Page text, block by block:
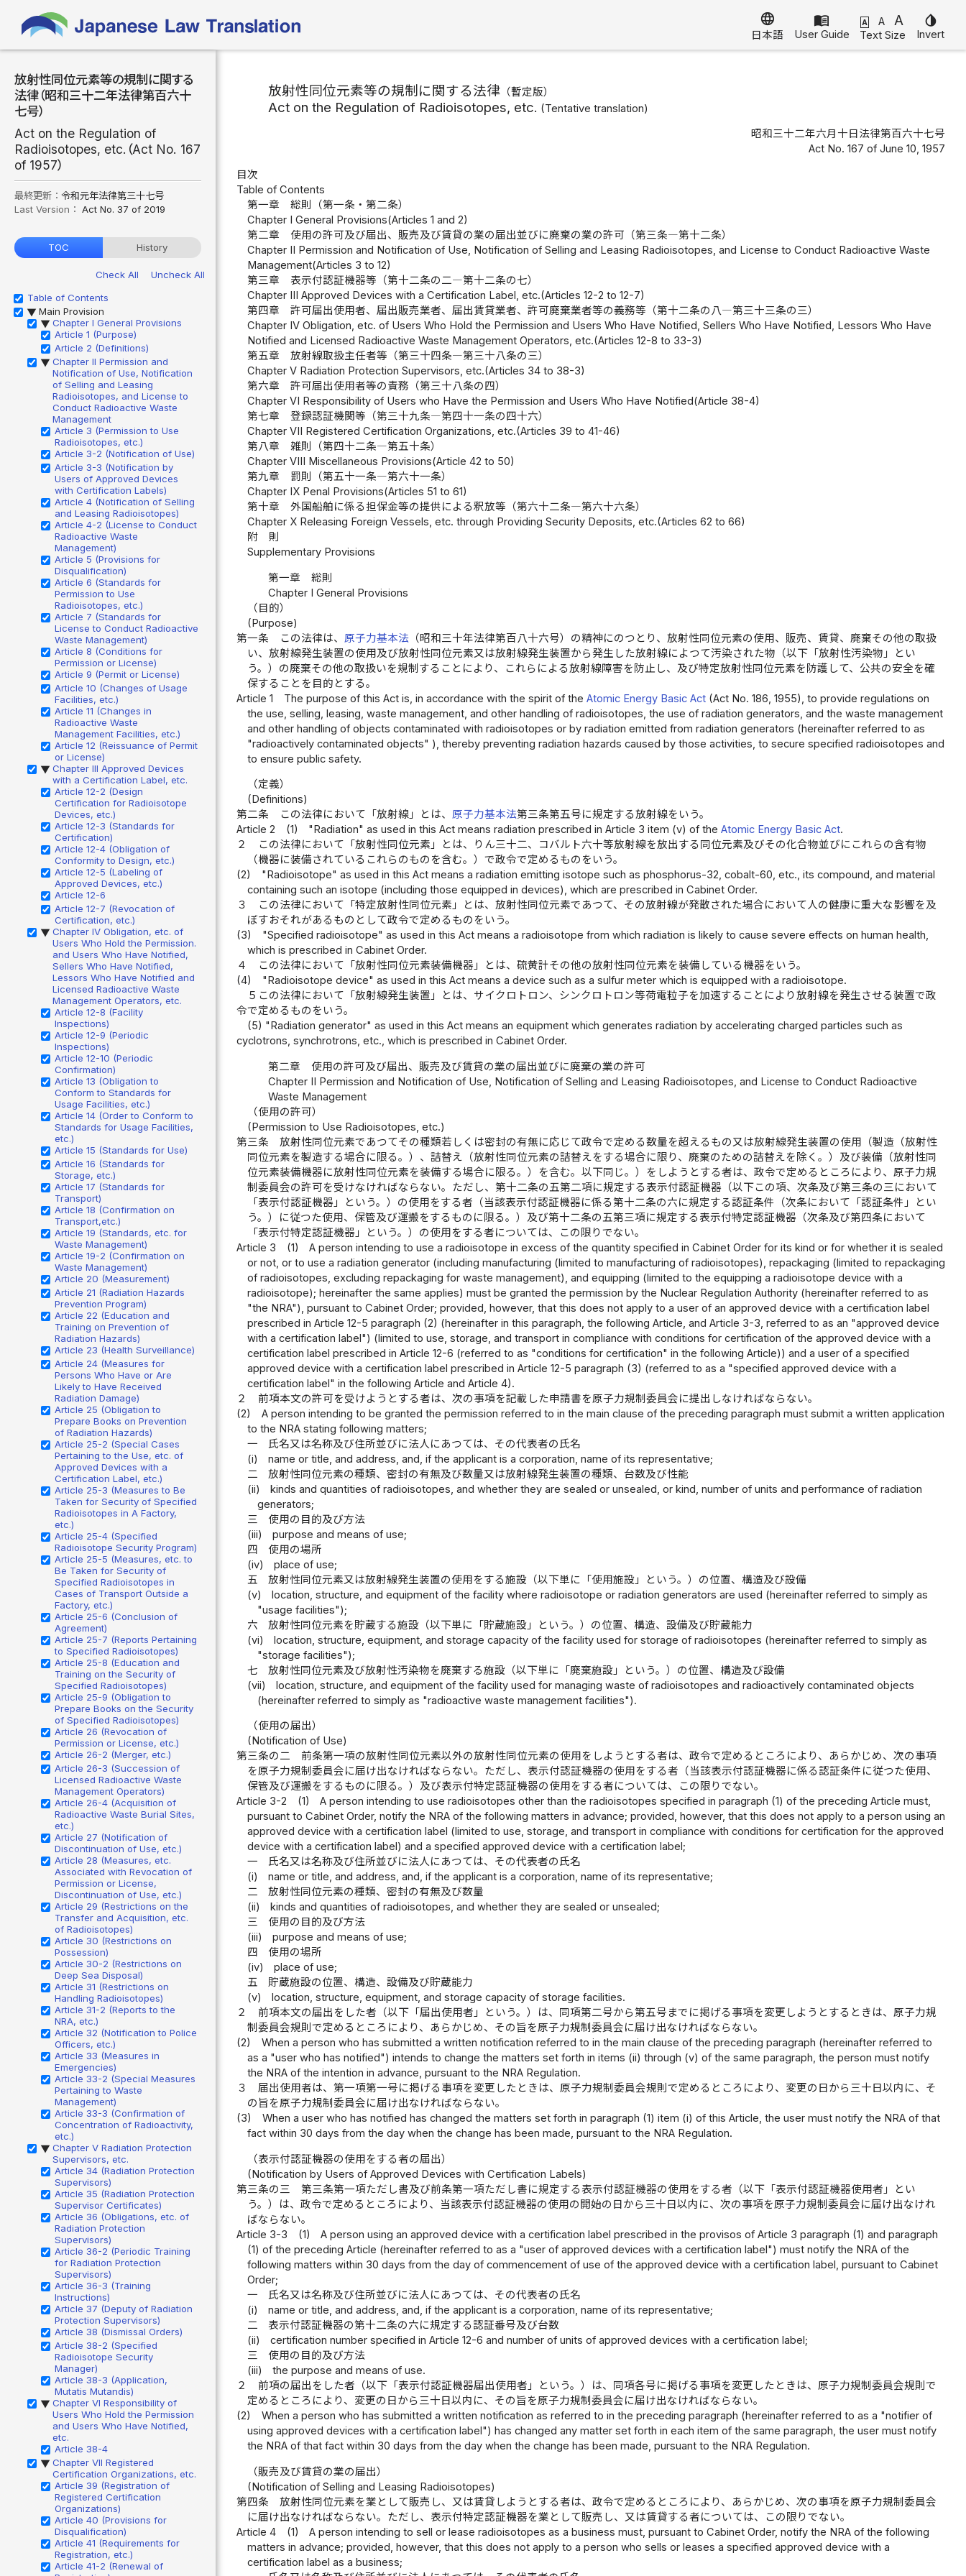
language
日本語
menu_book
User Guide
A A A
Text Size
invert_colors
Invert
放射性同位元素等の規制に関する
法律（昭和三十二年法律第百六十
七号）
Act on the Regulation of
Radioisotopes, etc.（Act No. 167
of 1957）
最終更新： 令和元年法律第三十七号
Last Version： Act No. 37 of 2019
TOC History
Check All
Uncheck All
Table of Contents
▶ Main Provision
▶ Chapter I General Provisions
Article 1 (Purpose)
Article 2 (Definitions)
▶ Chapter II Permission and
Notification of Use, Notification
of Selling and Leasing
Radioisotopes, and License to
Conduct Radioactive Waste
Management
Article 3 (Permission to Use
Radioisotopes, etc.)
Article 3-2 (Notification of Use)
Article 3-3 (Notification by
Users of Approved Devices
with Certification Labels)
Article 4 (Notification of Selling
and Leasing Radioisotopes)
Article 4-2 (License to Conduct
Radioactive Waste
Management)
Article 5 (Provisions for
Disqualification)
Article 6 (Standards for
Permission to Use
Radioisotopes, etc.)
Article 7 (Standards for
License to Conduct Radioactive
Waste Management)
Article 8 (Conditions for
Permission or License)
Article 9 (Permit or License)
Article 10 (Changes of Usage
Facilities, etc.)
Article 11 (Changes in
Radioactive Waste
Management Facilities, etc.)
Article 12 (Reissuance of Permit
or License)
▶ Chapter III Approved Devices
with a Certification Label, etc.
Article 12-2 (Design
Certification for Radioisotope
Devices, etc.)
Article 12-3 (Standards for
Certification)
Article 12-4 (Obligation of
Conformity to Design, etc.)
Article 12-5 (Labeling of
Approved Devices, etc.)
Article 12-6
Article 12-7 (Revocation of
Certification, etc.)
▶ Chapter IV Obligation, etc. of
Users Who Hold the Permission.
and Users Who Have Notified,
Sellers Who Have Notified,
Lessors Who Have Notified and
Licensed Radioactive Waste
Management Operators, etc.
Article 12-8 (Facility
Inspections)
Article 12-9 (Periodic
Inspections)
Article 12-10 (Periodic
Confirmation)
Article 13 (Obligation to
Conform to Standards for
Usage Facilities, etc.)
Article 14 (Order to Conform to
Standards for Usage Facilities,
etc.)
Article 15 (Standards for Use)
Article 16 (Standards for
Storage, etc.)
Article 17 (Standards for
Transport)
Article 18 (Confirmation on
Transport,etc.)
Article 19 (Standards, etc. for
Waste Management)
Article 19-2 (Confirmation on
Waste Management)
Article 20 (Measurement)
Article 21 (Radiation Hazards
Prevention Program)
Article 22 (Education and
Training on Prevention of
Radiation Hazards)
Article 23 (Health Surveillance)
Article 24 (Measures for
Persons Who Have or Are
Likely to Have Received
Radiation Damage)
Article 25 (Obligation to
Prepare Books on Prevention
of Radiation Hazards)
Article 25-2 (Special Cases
Pertaining to the Use, etc. of
Approved Devices with a
Certification Label, etc.)
Article 25-3 (Measures to Be
Taken for Security of Specified
Radioisotopes in A Factory,
etc.)
Article 25-4 (Specified
Radioisotope Security Program)
Article 25-5 (Measures, etc. to
Be Taken for Security of
Specified Radioisotopes in
Cases of Transport Outside a
Factory, etc.)
Article 25-6 (Conclusion of
Agreement)
Article 25-7 (Reports Pertaining
to Specified Radioisotopes)
Article 25-8 (Education and
Training on the Security of
Specified Radioisotopes)
Article 25-9 (Obligation to
Prepare Books on the Security
of Specified Radioisotopes)
Article 26 (Revocation of
Permission or License, etc.)
Article 26-2 (Merger, etc.)
Article 26-3 (Succession of
Licensed Radioactive Waste
Management Operators)
Article 26-4 (Acquisition of
Radioactive Waste Burial Sites,
etc.)
Article 27 (Notification of
Discontinuation of Use, etc.)
Article 28 (Measures, etc.
Associated with Revocation of
Permission or License,
Discontinuation of Use, etc.)
Article 29 (Restrictions on the
Transfer and Acquisition, etc.
of Radioisotopes)
Article 30 (Restrictions on
Possession)
Article 30-2 (Restrictions on
Deep Sea Disposal)
Article 31 (Restrictions on
Handling Radioisotopes)
Article 31-2 (Reports to the
NRA, etc.)
Article 32 (Notification to Police
Officers, etc.)
Article 33 (Measures in
Emergencies)
Article 33-2 (Special Measures
Pertaining to Waste
Management)
Article 33-3 (Confirmation of
Concentration of Radioactivity,
etc.)
▶ Chapter V Radiation Protection
Supervisors, etc.
Article 34 (Radiation Protection
Supervisors)
Article 35 (Radiation Protection
Supervisor Certificates)
Article 36 (Obligations, etc. of
Radiation Protection
Supervisors)
Article 36-2 (Periodic Training
for Radiation Protection
Supervisors)
Article 36-3 (Training
Instructions)
Article 37 (Deputy of Radiation
Protection Supervisors)
Article 38 (Dismissal Orders)
Article 38-2 (Specified
Radioisotope Security
Manager)
Article 38-3 (Application,
Mutatis Mutandis)
▶ Chapter VI Responsibility of
Users Who Hold the Permission
and Users Who Have Notified,
etc.
Article 38-4
▶ Chapter VII Registered
Certification Organizations, etc.
Article 39 (Registration of
Registered Certification
Organizations)
Article 40 (Provisions for
Disqualification)
Article 41 (Requirements for
Registration, etc.)
Article 41-2 (Renewal of
放射性同位元素等の規制に関する法律 （暫定版）
Act on the Regulation of Radioisotopes, etc. (Tentative translation)
昭和三十二年六月十日法律第百六十七号
Act No. 167 of June 10, 1957
目次
Table of Contents
第一章 総則（第一条・第二条）
Chapter I General Provisions(Articles 1 and 2)
第二章 使用の許可及び届出、販売及び賃貸の業の届出並びに廃棄の業の許可（第三条―第十二条）
Chapter II Permission and Notification of Use, Notification of Selling and Leasing Radioisotopes, and License to Conduct Radioactive Waste
Management(Articles 3 to 12)
第三章 表示付認証機器等（第十二条の二―第十二条の七）
Chapter III Approved Devices with a Certification Label, etc.(Articles 12-2 to 12-7)
第四章 許可届出使用者、届出販売業者、届出賃貸業者、許可廃棄業者等の義務等（第十二条の八―第三十三条の三）
Chapter IV Obligation, etc. of Users Who Hold the Permission and Users Who Have Notified, Sellers Who Have Notified, Lessors Who Have
Notified and Licensed Radioactive Waste Management Operators, etc.(Articles 12-8 to 33-3)
第五章 放射線取扱主任者等（第三十四条―第三十八条の三）
Chapter V Radiation Protection Supervisors, etc.(Articles 34 to 38-3)
第六章 許可届出使用者等の責務（第三十八条の四）
Chapter VI Responsibility of Users who Have the Permission and Users Who Have Notified(Article 38-4)
第七章 登録認証機関等（第三十九条―第四十一条の四十六）
Chapter VII Registered Certification Organizations, etc.(Articles 39 to 41-46)
第八章 雑則（第四十二条―第五十条）
Chapter VIII Miscellaneous Provisions(Article 42 to 50)
第九章 罰則（第五十一条―第六十一条）
Chapter IX Penal Provisions(Articles 51 to 61)
第十章 外国船舶に係る担保金等の提供による釈放等（第六十二条―第六十六条）
Chapter X Releasing Foreign Vessels, etc. through Providing Security Deposits, etc.(Articles 62 to 66)
附 則
Supplementary Provisions
第一章 総則
Chapter I General Provisions
（目的）
(Purpose)
第一条
この法律は、 原子力基本法（昭和三十年法律第百八十六号）の精神にのつとり、放射性同位元素の使用、販売、賃貸、廃棄その他の取扱
い、放射線発生装置の使用及び放射性同位元素又は放射線発生装置から発生した放射線によつて汚染された物（以下「放射性汚染物」とい
う。）の廃棄その他の取扱いを規制することにより、これらによる放射線障害を防止し、及び特定放射性同位元素を防護して、公共の安全を確
保することを目的とする。
Article 1
The purpose of this Act is, in accordance with the spirit of the Atomic Energy Basic Act(Act No. 186, 1955), to provide regulations on
the use, selling, leasing, waste management, and other handling of radioisotopes, the use of radiation generators, and the waste management
and other handling of objects contaminated with radioisotopes or by radiation emitted from radiation generators (hereinafter referred to as
"radioactively contaminated objects" ), thereby preventing radiation hazards caused by those activities, to secure specified radioisotopes and
to ensure public safety.
（定義）
(Definitions)
第二条
この法律において「放射線」とは、 原子力基本法第三条第五号に規定する放射線をいう。
Article 2
(1) "Radiation" as used in this Act means radiation prescribed in Article 3 item (v) of theAtomic Energy Basic Act.
２
この法律において「放射性同位元素」とは、りん三十二、コバルト六十等放射線を放出する同位元素及びその化合物並びにこれらの含有物
（機器に装備されているこれらのものを含む。）で政令で定めるものをいう。
(2)
"Radioisotope" as used in this Act means a radiation emitting isotope such as phosphorus-32, cobalt-60, etc., its compound, and material
containing such an isotope (including those equipped in devices), which are prescribed in Cabinet Order.
３
この法律において「特定放射性同位元素」とは、放射性同位元素であつて、その放射線が発散された場合において人の健康に重大な影響を及
ぼすおそれがあるものとして政令で定めるものをいう。
(3)
"Specified radioisotope" as used in this Act means a radioisotope from which radiation is likely to cause severe effects on human health,
which is prescribed in Cabinet Order.
４
この法律において「放射性同位元素装備機器」とは、硫黄計その他の放射性同位元素を装備している機器をいう。
(4)
"Radioisotope device" as used in this Act means a device such as a sulfur meter which is equipped with a radioisotope.
５この法律において「放射線発生装置」とは、サイクロトロン、シンクロトロン等荷電粒子を加速することにより放射線を発生させる装置で政
令で定めるものをいう。
(5) "Radiation generator" as used in this Act means an equipment which generates radiation by accelerating charged particles such as
cyclotrons, synchrotrons, etc., which is prescribed in Cabinet Order.
第二章 使用の許可及び届出、販売及び賃貸の業の届出並びに廃棄の業の許可
Chapter II Permission and Notification of Use, Notification of Selling and Leasing Radioisotopes, and License to Conduct Radioactive
Waste Management
（使用の許可）
(Permission to Use Radioisotopes, etc.)
第三条
放射性同位元素であつてその種類若しくは密封の有無に応じて政令で定める数量を超えるもの又は放射線発生装置の使用（製造（放射性
同位元素を製造する場合に限る。）、詰替え（放射性同位元素の詰替えをする場合に限り、廃棄のための詰替えを除く。）及び装備（放射性同
位元素装備機器に放射性同位元素を装備する場合に限る。）を含む。以下同じ。）をしようとする者は、政令で定めるところにより、原子力規
制委員会の許可を受けなければならない。ただし、第十二条の五第二項に規定する表示付認証機器（以下この項、次条及び第三条の三において
「表示付認証機器」という。）の使用をする者（当該表示付認証機器に係る第十二条の六に規定する認証条件（次条において「認証条件」とい
う。）に従つた使用、保管及び運搬をするものに限る。）及び第十二条の五第三項に規定する表示付特定認証機器（次条及び第四条において
「表示付特定認証機器」という。）の使用をする者については、この限りでない。
Article 3
(1)
A person intending to use a radioisotope in excess of the quantity specified in Cabinet Order for its kind or for whether it is sealed
or not, or to use a radiation generator (including manufacturing (limited to manufacturing of radioisotopes), repackaging (limited to repackaging
of radioisotopes, excluding repackaging for waste management), and equipping (limited to the equipping a radioisotope device with a
radioisotope); hereinafter the same applies) must be granted the permission by the Nuclear Regulation Authority (hereinafter referred to as
"the NRA"), pursuant to Cabinet Order; provided, however, that this does not apply to a user of an approved device with a certification label
prescribed in Article 12-5 paragraph (2) (hereinafter in this paragraph, the following Article, and Article 3-3, referred to as an "approved device
with a certification label") (limited to use, storage, and transport in compliance with conditions for certification of the approved device with a
certification label prescribed in Article 12-6 (referred to as "conditions for certification" in the following Article)) and a user of a specified
approved device with a certification label prescribed in Article 12-5 paragraph (3) (referred to as a "specified approved device with a
certification label" in the following Article and Article 4).
２
前項本文の許可を受けようとする者は、次の事項を記載した申請書を原子力規制委員会に提出しなければならない。
(2)
A person intending to be granted the permission referred to in the main clause of the preceding paragraph must submit a written application
to the NRA stating following matters;
一
氏名又は名称及び住所並びに法人にあつては、その代表者の氏名
(i)
name or title, and address, and, if the applicant is a corporation, name of its representative;
二
放射性同位元素の種類、密封の有無及び数量又は放射線発生装置の種類、台数及び性能
(ii)
kinds and quantities of radioisotopes, and whether they are sealed or unsealed, or kind, number of units and performance of radiation
generators;
三
使用の目的及び方法
(iii)
purpose and means of use;
四
使用の場所
(iv)
place of use;
五
放射性同位元素又は放射線発生装置の使用をする施設（以下単に「使用施設」という。）の位置、構造及び設備
(v)
location, structure, and equipment of the facility where radioisotope or radiation generators are used (hereinafter referred to simply as
"usage facilities");
六
放射性同位元素を貯蔵する施設（以下単に「貯蔵施設」という。）の位置、構造、設備及び貯蔵能力
(vi)
location, structure, equipment, and storage capacity of the facility used for storage of radioisotopes (hereinafter referred to simply as
"storage facilities");
七
放射性同位元素及び放射性汚染物を廃棄する施設（以下単に「廃棄施設」という。）の位置、構造及び設備
(vii)
location, structure, and equipment of the facility used for managing waste of radioisotopes and radioactively contaminated objects
(hereinafter referred to simply as "radioactive waste management facilities").
（使用の届出）
(Notification of Use)
第三条の二
前条第一項の放射性同位元素以外の放射性同位元素の使用をしようとする者は、政令で定めるところにより、あらかじめ、次の事項
を原子力規制委員会に届け出なければならない。ただし、表示付認証機器の使用をする者（当該表示付認証機器に係る認証条件に従つた使用、
保管及び運搬をするものに限る。）及び表示付特定認証機器の使用をする者については、この限りでない。
Article 3-2
(1)
A person intending to use radioisotopes other than the radioisotopes specified in paragraph (1) of the preceding Article must,
pursuant to Cabinet Order, notify the NRA of the following matters in advance; provided, however, that this does not apply to a person using an
approved device with a certification label (limited to use, storage, and transport in compliance with conditions for certification for the approved
device with a certification label) and a specified approved device with a certification label;
一
氏名又は名称及び住所並びに法人にあつては、その代表者の氏名
(i)
name or title, and address, and, if the applicant is a corporation, name of its representative;
二
放射性同位元素の種類、密封の有無及び数量
(ii)
kinds and quantities of radioisotopes, and whether they are sealed or unsealed;
三
使用の目的及び方法
(iii)
purpose and means of use;
四
使用の場所
(iv)
place of use;
五
貯蔵施設の位置、構造、設備及び貯蔵能力
(v)
location, structure, equipment, and storage capacity of storage facilities.
２
前項本文の届出をした者（以下「届出使用者」という。）は、同項第二号から第五号までに掲げる事項を変更しようとするときは、原子力規
制委員会規則で定めるところにより、あらかじめ、その旨を原子力規制委員会に届け出なければならない。
(2)
When a person who has submitted a written notification referred to in the main clause of the preceding paragraph (hereinafter referred to
as a "user who has notified") intends to change the matters set forth in items (ii) through (v) of the same paragraph, the person must notify
the NRA of the intention in advance, pursuant to the NRA Regulation.
３
届出使用者は、第一項第一号に掲げる事項を変更したときは、原子力規制委員会規則で定めるところにより、変更の日から三十日以内に、そ
の旨を原子力規制委員会に届け出なければならない。
(3)
When a user who has notified has changed the matters set forth in paragraph (1) item (i) of this Article, the user must notify the NRA of that
fact within 30 days from the day when the change has been made, pursuant to the NRA Regulation.
（表示付認証機器の使用をする者の届出）
(Notification by Users of Approved Devices with Certification Labels)
第三条の三
第三条第一項ただし書及び前条第一項ただし書に規定する表示付認証機器の使用をする者（以下「表示付認証機器使用者」とい
う。）は、政令で定めるところにより、当該表示付認証機器の使用の開始の日から三十日以内に、次の事項を原子力規制委員会に届け出なけれ
ばならない。
Article 3-3
(1)
A person using an approved device with a certification label prescribed in the provisos of Article 3 paragraph (1) and paragraph
(1) of the preceding Article (hereinafter referred to as a "user of approved devices with a certification label") must notify the NRA of the
following matters within 30 days from the day of commencement of use of the approved device with a certification label, pursuant to Cabinet
Order;
一
氏名又は名称及び住所並びに法人にあつては、その代表者の氏名
(i)
name or title, and address, and, if the applicant is a corporation, name of its representative;
二
表示付認証機器の第十二条の六に規定する認証番号及び台数
(ii)
certification number specified in Article 12-6 and number of units of approved devices with a certification label;
三
使用の目的及び方法
(iii)
the purpose and means of use.
２
前項の届出をした者（以下「表示付認証機器届出使用者」という。）は、同項各号に掲げる事項を変更したときは、原子力規制委員会規則で
定めるところにより、変更の日から三十日以内に、その旨を原子力規制委員会に届け出なければならない。
(2)
When a person who has submitted a written notification as referred to in the preceding paragraph (hereinafter referred to as a "notifier of
using approved devices with a certification label") has changed any matter set forth in each item of the same paragraph, the user must notify
the NRA of that fact within 30 days from the day when the change has been made, pursuant to the NRA Regulation.
（販売及び賃貸の業の届出）
(Notification of Selling and Leasing Radioisotopes)
第四条
放射性同位元素を業として販売し、又は賃貸しようとする者は、政令で定めるところにより、あらかじめ、次の事項を原子力規制委員会
に届け出なければならない。ただし、表示付特定認証機器を業として販売し、又は賃貸する者については、この限りでない。
Article 4
(1)
A person intending to sell or lease radioisotopes as a business must, pursuant to Cabinet Order, notify the NRA of the following
matters in advance; provided, however, that this does not apply to a person who sells or leases a specified approved device with a
certification label as a business;